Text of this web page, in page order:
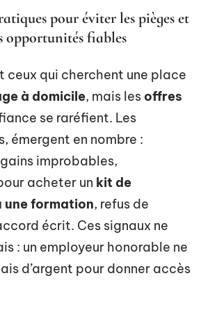
pour éviter les pièges et
opportunités fiables
ceux qui cherchent une place
à domicile, mais les offres
se raréfient. Les
émergent en nombre :
improbables,
acheter un kit de
une formation, refus de
écrit. Ces signaux ne
: un employeur honorable ne
d’argent pour donner accès